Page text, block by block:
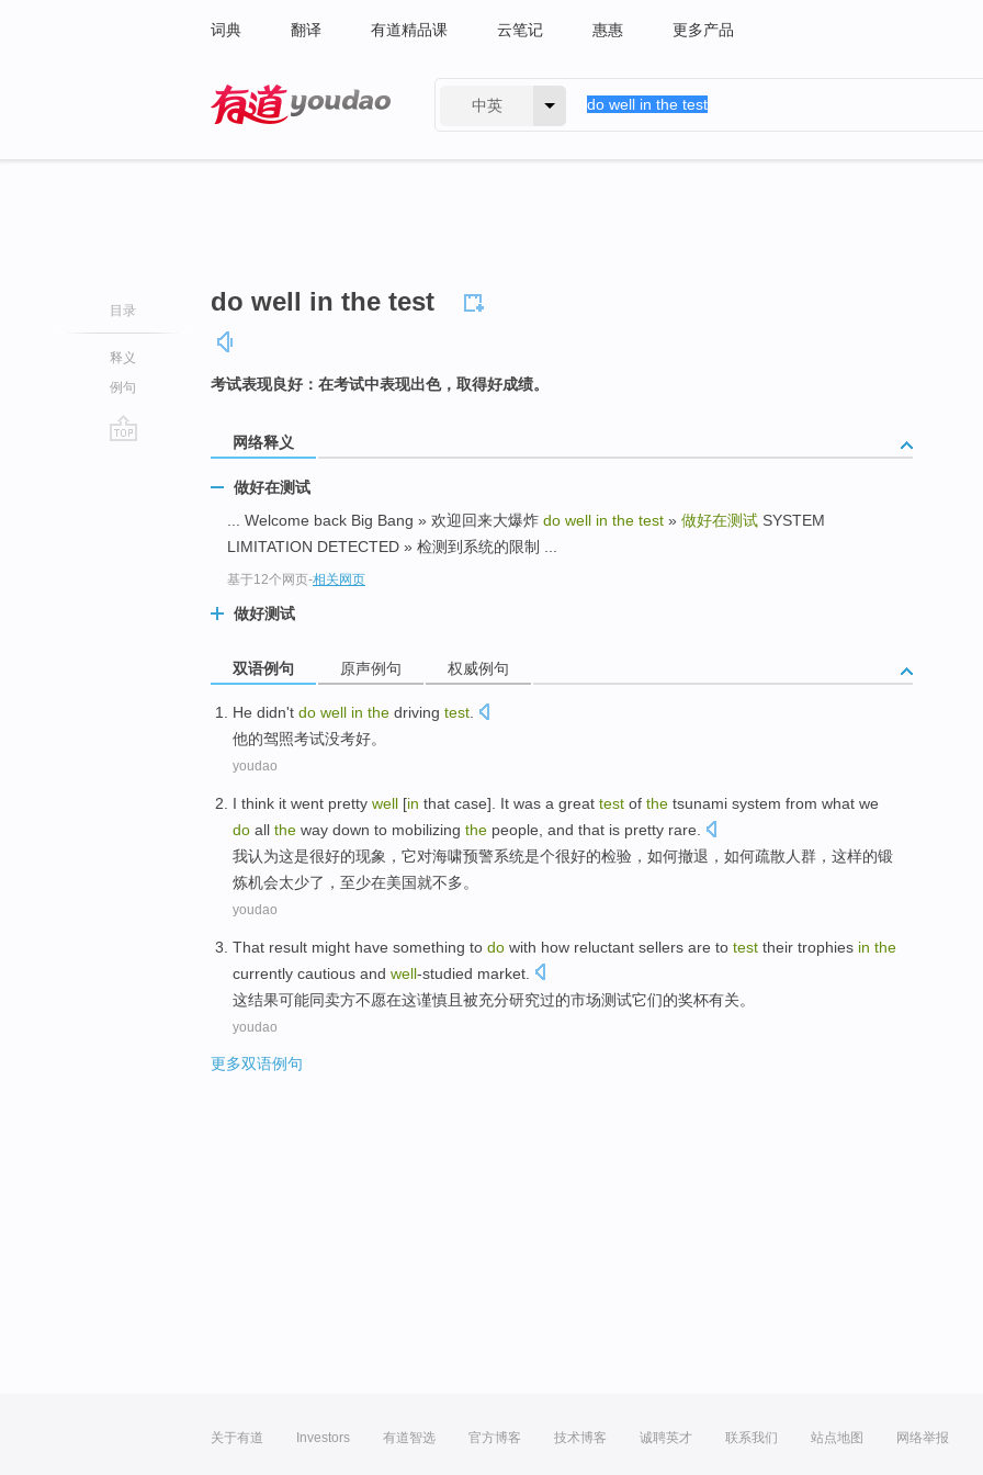
词典 翻译 有道精品课 云笔记 惠惠 更多产品
中英
目录
释义
例句
do well in the test
考试表现良好：在考试中表现出色，取得好成绩。
网络释义
做好在测试
... Welcome back Big Bang » 欢迎回来大爆炸 do well in the test » 做好在测试 SYSTEM
LIMITATION DETECTED » 检测到系统的限制 ...
基于12个网页-相关网页
做好测试
双语例句 原声例句 权威例句
He didn't do well in the driving test
他的驾照考试没考好。
youdao
I think it went pretty well [in that case]. It was a great test of the tsunami system from what we
do all the way down to mobilizing the people, and that is pretty rare
我认为这是很好的现象， 它对海啸预警系统是个很好的检验 ， 如何撤退，如何疏散 人群， 这样的锻
炼机会太少了，至少在美国就不多。
youdao
That result might have something to do with how reluctant sellers are to test their trophies in the
currently cautious and well-studied market
这结果可能同卖方不愿在这谨慎且被充分研究过的市场测试它们的奖杯有关。
youdao
更多双语例句
关于有道 Investors 有道智选 官方博客 技术博客 诚聘英才 联系我们 站点地图 网络举报